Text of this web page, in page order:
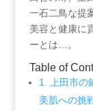
一石二鳥な提
美容と健康に
ーとは…。
Table of
1. 上田市の
美肌への挑